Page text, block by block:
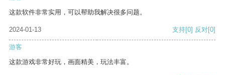
这款软件非常实用，可以帮助我解决很多问题。
2024-01-13 支持[0] 反对[0]
游客
这款游戏非常好玩，画面精美，玩法丰富。